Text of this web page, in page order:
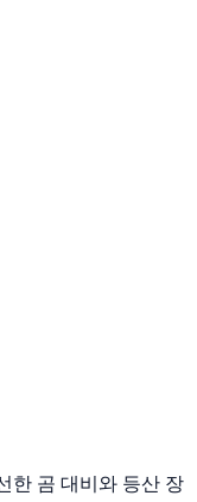
한 곰 대비와 등산 장